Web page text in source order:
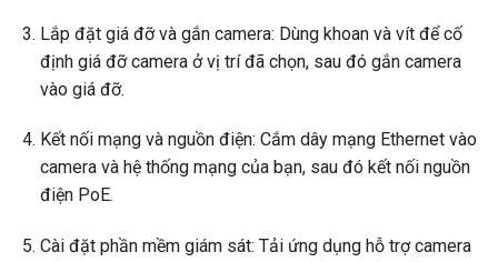
Lắp đặt giá đỡ và gắn camera: Dùng khoan và vít để cố
định giá đỡ camera ở vị trí đã chọn, sau đó gắn camera
vào giá đỡ.
Kết nối mạng và nguồn điện: Cắm dây mạng Ethernet vào
camera và hệ thống mạng của bạn, sau đó kết nối nguồn
điện PoE.
Cài đặt phần mềm giám sát: Tải ứng dụng hỗ trợ camera